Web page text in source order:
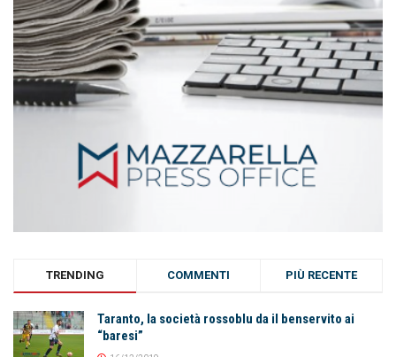
TRENDING COMMENTI PIÙ RECENTE
Taranto, la società rossoblu da il benservito ai
“baresi”